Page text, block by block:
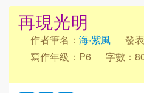
再現光明
作者筆名： 海·紫風
發
寫作年級：P6
字數：